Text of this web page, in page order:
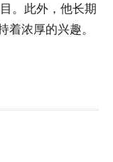
。此外，他长期
着浓厚的兴趣。